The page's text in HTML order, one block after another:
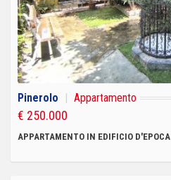
Pinerolo | Appartamento
€ 250.000
APPARTAMENTO IN EDIFICIO D'EPOCA